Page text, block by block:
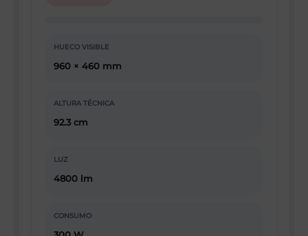
HUECO VISIBLE
960 × 460 mm
ALTURA TÉCNICA
92.3 cm
LUZ
4800 lm
CONSUMO